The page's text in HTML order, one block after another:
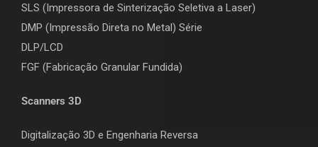
SLS (Impressora de Sinterização Seletiva a Laser)
DMP (Impressão Direta no Metal) Série
DLP/LCD
FGF (Fabricação Granular Fundida)
Scanners 3D
Digitalização 3D e Engenharia Reversa